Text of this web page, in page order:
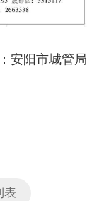
安阳市城管局
表